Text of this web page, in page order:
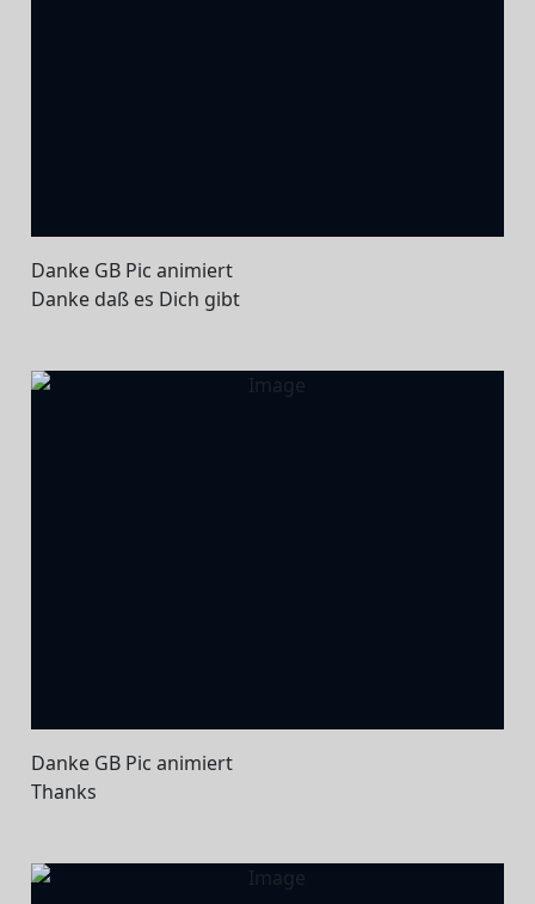
Danke GB Pic animiert
Danke daß es Dich gibt
Danke GB Pic animiert
Thanks